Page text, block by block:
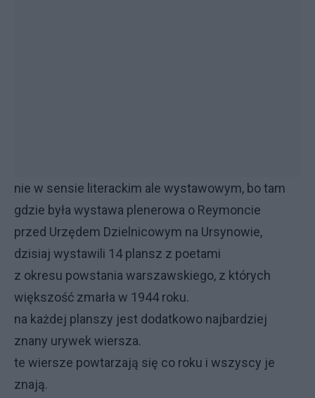
nie w sensie literackim ale wystawowym, bo tam
gdzie była wystawa plenerowa o Reymoncie
przed Urzędem Dzielnicowym na Ursynowie,
dzisiaj wystawili 14 plansz z poetami
z okresu powstania warszawskiego, z których
większość zmarła w 1944 roku.
na każdej planszy jest dodatkowo najbardziej
znany urywek wiersza.
te wiersze powtarzają się co roku i wszyscy je
znają.